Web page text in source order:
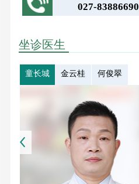
027-83886690
坐诊医生
童长城 金云桂 何俊翠